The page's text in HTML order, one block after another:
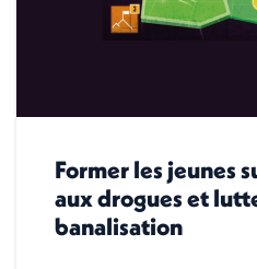
Former les jeunes
aux drogues et
banalisation